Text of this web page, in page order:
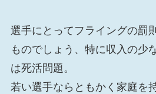
選手にとってフライングの罰
ものでしょう、特に収入の少
は死活問題。
若い選手ならともかく家庭を